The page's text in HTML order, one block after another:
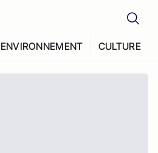
ENVIRONNEMENT CULTURE